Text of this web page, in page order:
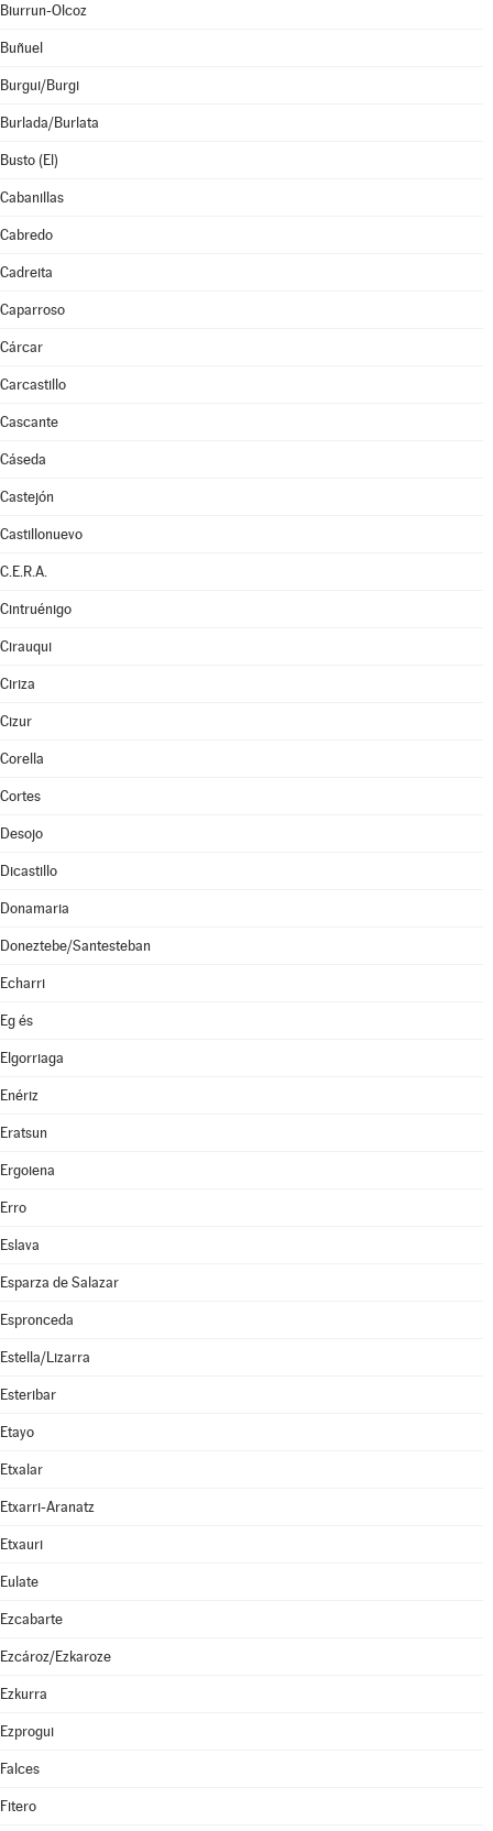
Biurrun-Olcoz
Buñuel
Burgui/Burgi
Burlada/Burlata
Busto (El)
Cabanillas
Cabredo
Cadreita
Caparroso
Cárcar
Carcastillo
Cascante
Cáseda
Castejón
Castillonuevo
C.E.R.A.
Cintruénigo
Cirauqui
Ciriza
Cizur
Corella
Cortes
Desojo
Dicastillo
Donamaria
Doneztebe/Santesteban
Echarri
Eg és
Elgorriaga
Enériz
Eratsun
Ergoiena
Erro
Eslava
Esparza de Salazar
Espronceda
Estella/Lizarra
Esteribar
Etayo
Etxalar
Etxarri-Aranatz
Etxauri
Eulate
Ezcabarte
Ezcároz/Ezkaroze
Ezkurra
Ezprogui
Falces
Fitero